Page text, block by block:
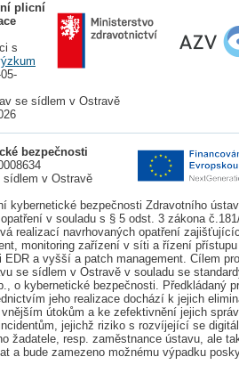
plicní
s
se sídlem v Ostravě
bezpečnosti
sídlem v Ostravě
kybernetické bezpečnosti Zdravotního
v souladu s § 5 odst. 3 zákona
realizací navrhovaných opatření
monitoring zařízení v síti a řízení
EDR a vyšší a patch management. Cílem
se sídlem v Ostravě v souladu se
o kybernetické bezpečnosti. Předkládaný
jeho realizace dochází k jejich
útokům a ke zefektivnění jejich
jejichž riziko s rozvíjející se
žadatele, resp. zaměstnance ústavu, ale
a bude zamezeno možnému výpadku